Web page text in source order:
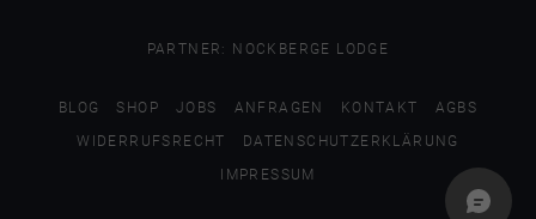
PARTNER: NOCKBERGE LODGE
BLOG SHOP JOBS ANFRAGEN KONTAKT
AGBS
WIDERRUFSRECHT
DATENSCHUTZERKLÄRUNG
IMPRESSUM